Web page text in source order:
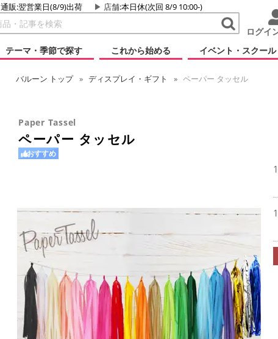
通販:翌営業日(8/9)出荷 店舗:本日休(次回 8/9 10:00-)
ログイ
テーマ・季節で探す
これから始める イベント・スクール
バルーン トップ ディスプレイ・ギフト ペーパー タッセル
Paper Tassel
ペーパー タッセル
おすすめ